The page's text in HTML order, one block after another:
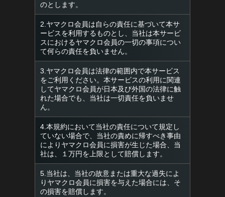
のとします。
2.ヤマクロ会員は自らの責任に基づいて本サ
ービスを利用するものとし、当社は本サービ
スにおけるヤマクロ会員の一切の事項につい
て何らの責任を負いません。
3.ヤマクロ会員は法律の範囲内で本サービス
をご利用ください。本サービスの利用に関連
してヤマクロ会員が日本及び外国の法律に触
れた場合でも、当社は一切責任を負いませ
ん。
4.本規約において当社の責任について規定し
ていない場合で、当社の責めに帰すべき事由
によりヤマクロ会員に損害が生じた場合、当
社は、１万円を上限として賠償します。
5.当社は、当社の故意または重大な過失によ
りヤマクロ会員に損害を与えた場合には、そ
の損害を賠償します。